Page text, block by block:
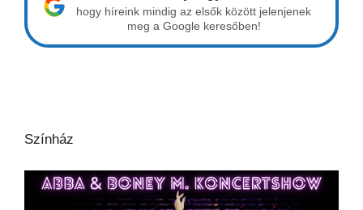
hogy híreink mindig az elsők között jelenjenek
meg a Google keresőben!
Színház